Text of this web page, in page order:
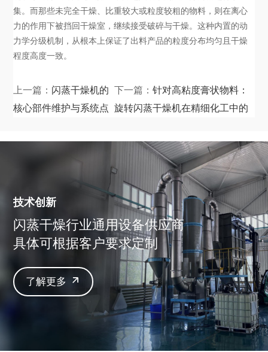
集。而那些未完全干燥、比重较大或粒度较粗的物料，则在离心
力的作用下被挡回干燥室，继续接受破碎与干燥。这种内置的动
力学分级机制，从根本上保证了出料产品的粒度分布均匀且干燥
程度高度一致。
上一篇： 闪蒸干燥机的
核心部件维护与系统点
下一篇：针对高粘度膏状物料：
旋转闪蒸干燥机在精细化工中的
技术创新
闪蒸干燥行业通用设备供应商
具体可根据客户要求定制
了解更多